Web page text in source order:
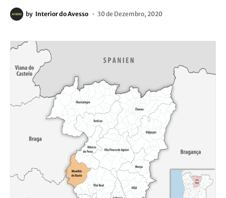
by Interior do Avesso 30 de Dezembro, 2020